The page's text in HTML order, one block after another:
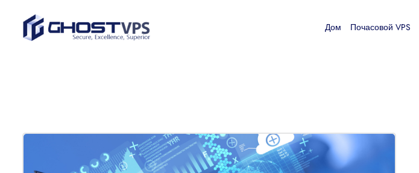
Дом Почасовой VPS